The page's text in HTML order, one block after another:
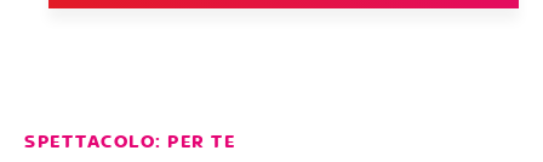
SPETTACOLO: PER TE